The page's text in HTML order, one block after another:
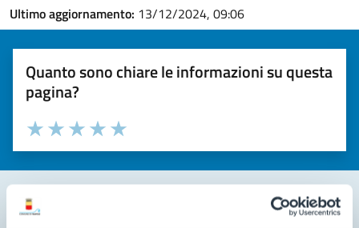
Ultimo aggiornamento: 13/12/2024, 09:06
Quanto sono chiare le informazioni su questa
pagina?
Valuta la chiarezza delle informazioni (da 1 a 5 stelle)
Seleziona il numero di stelle per valutare la chiarezza delle
Valuta 5 stelle su 5
Valuta 4 stelle su 5
Valuta 3 stelle su 5
Valuta 2 stelle su 5
Valuta 1 stelle su 5